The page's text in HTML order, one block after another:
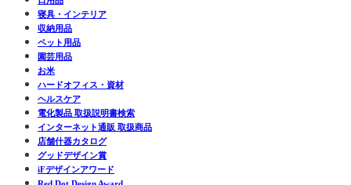
寝具・インテリア
収納用品
ペット用品
園芸用品
お米
ハードオフィス・資材
ヘルスケア
電化製品 取扱説明書検索
インターネット通販 取扱商品
店舗什器カタログ
グッドデザイン賞
iFデザインアワード